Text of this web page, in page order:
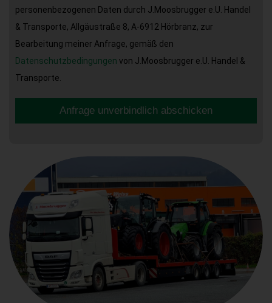
personenbezogenen Daten durch J.Moosbrugger e.U. Handel
& Transporte, Allgäustraße 8, A-6912 Hörbranz, zur
Bearbeitung meiner Anfrage, gemäß den
Datenschutzbedingungen von J.Moosbrugger e.U. Handel &
Transporte.
Anfrage unverbindlich abschicken